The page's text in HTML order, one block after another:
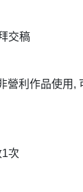
交稿
營利作品使用,
次